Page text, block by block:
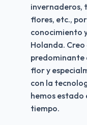
invernaderos,
flores, etc.,
conocimiento
Holanda.
predominante
flor y
con la
hemos estado
tiempo.